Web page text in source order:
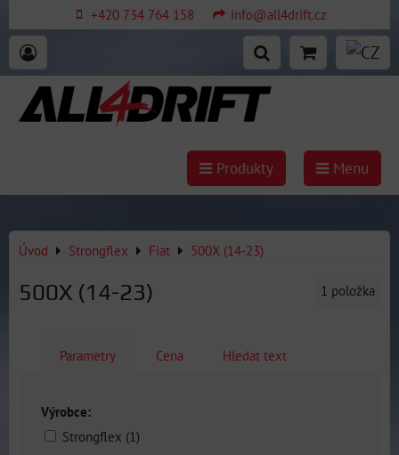
+420 734 764 158 info@all4drift.cz
Produkty Menu
Úvod Strongflex Fiat 500X (14-23)
500X (14-23) 1 položka
Parametry Cena Hledat text
Výrobce:
Strongflex (1)